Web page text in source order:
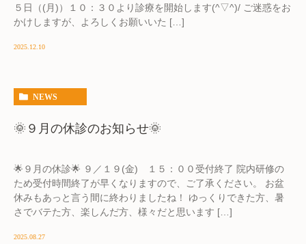
５日（(月)）１０：３０より診療を開始します(^▽^)/ ご迷惑をお
かけしますが、よろしくお願いいた […]
2025.12.10
NEWS
🌞９月の休診のお知らせ🌞
🌟９月の休診🌟 ９／１９(金) １５：００受付終了 院内研修の
ため受付時間終了が早くなりますので、ご了承ください。 お盆
休みもあっと言う間に終わりましたね！ ゆっくりできた方、暑
さでバテた方、楽しんだ方、様々だと思います […]
2025.08.27